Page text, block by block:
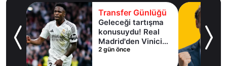
Transfer Günlüğü
Geleceği tartışma
konusuydu! Real
Madrid'den Vinicius
Junior kararı
2 gün önce